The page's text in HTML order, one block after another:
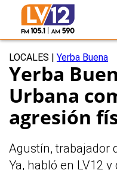
LOCALES Yerba Buena
Yerba
Urbana
agresión
Agustín, trabajador
Ya, habló en LV12